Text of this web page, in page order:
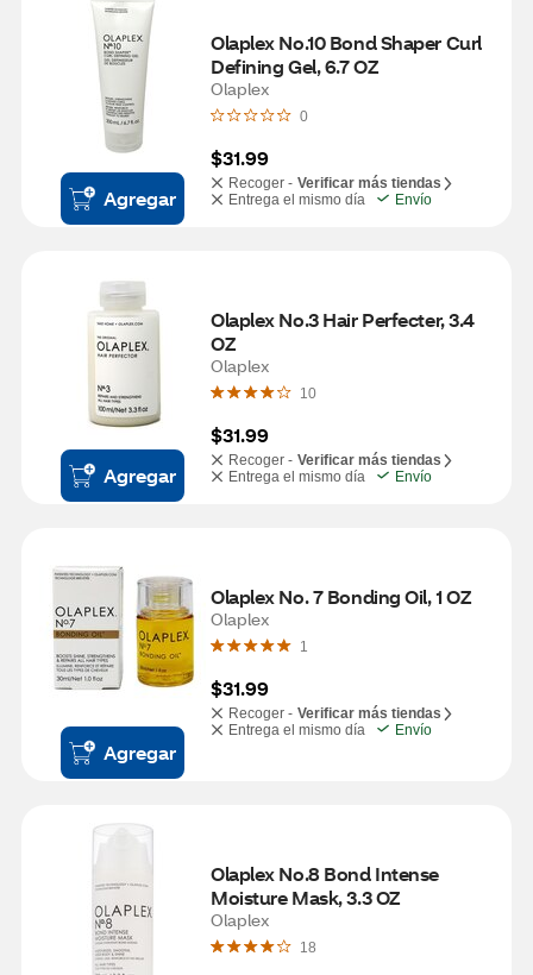
Agregar
Olaplex No.10 Bond Shaper Curl
Defining Gel, 6.7 OZ
Olaplex
0
$31.99
Recoger - Verificar más tiendas
Entrega el mismo día
Envío
Agregar
Olaplex No.3 Hair Perfecter, 3.4
OZ
Olaplex
10
$31.99
Recoger - Verificar más tiendas
Entrega el mismo día
Envío
Agregar
Olaplex No. 7 Bonding Oil, 1 OZ
Olaplex
1
$31.99
Recoger - Verificar más tiendas
Entrega el mismo día
Envío
Olaplex No.8 Bond Intense
Moisture Mask, 3.3 OZ
Olaplex
18